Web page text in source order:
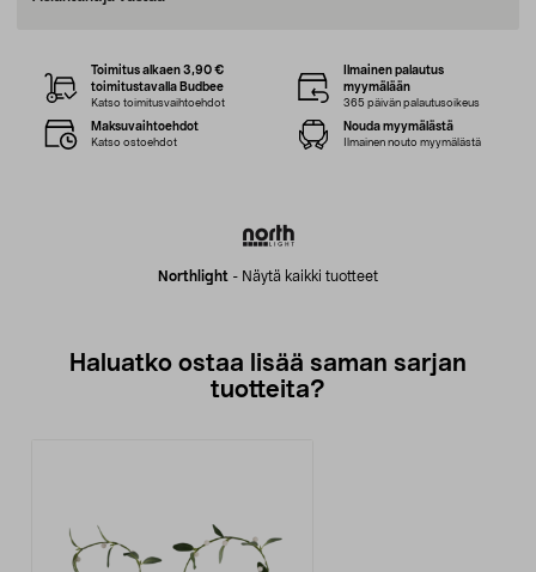
Northlight - Näytä kaikki tuotteet
Toimitus alkaen 3,90 €
toimitustavalla Budbee
Katso toimitusvaihtoehdot
Ilmainen palautus
myymälään
365 päivän palautusoikeus
Maksuvaihtoehdot
Katso ostoehdot
Nouda myymälästä
Ilmainen nouto myymälästä
Haluatko ostaa lisää saman sarjan
tuotteita?